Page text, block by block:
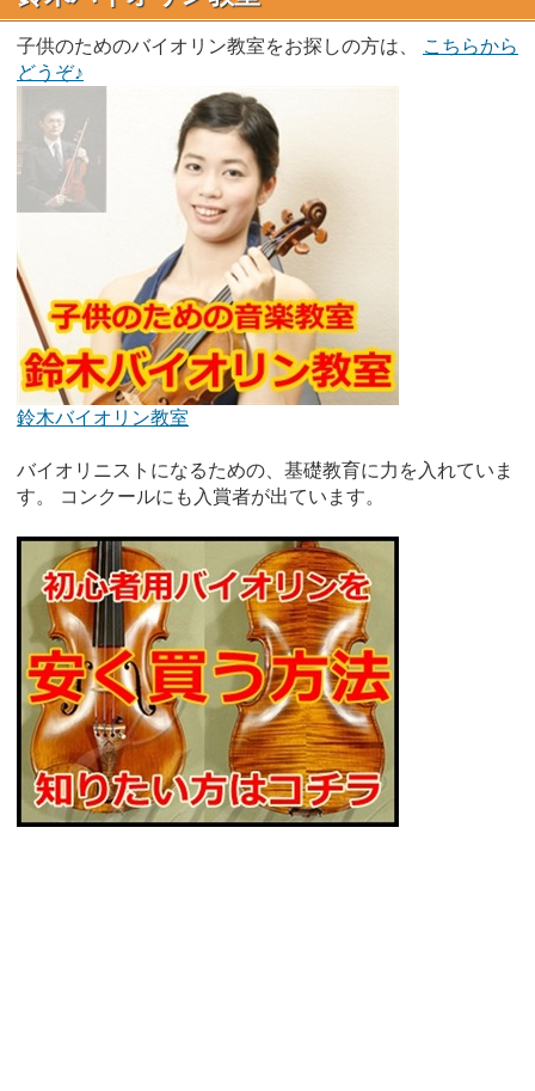
子供のためのバイオリン教室をお探しの方は、
こちらから
どうぞ♪
鈴木バイオリン教室
バイオリニストになるための、基礎教育に力を入れていま
す。 コンクールにも入賞者が出ています。